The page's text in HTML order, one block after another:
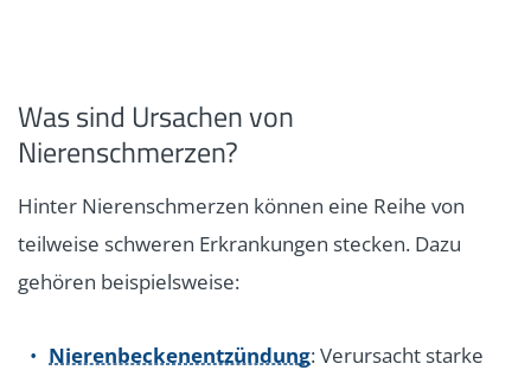
Was sind Ursachen von
Nierenschmerzen?
Hinter Nierenschmerzen können eine Reihe von
teilweise schweren Erkrankungen stecken. Dazu
gehören beispielsweise:
Nierenbeckenentzündung: Verursacht starke